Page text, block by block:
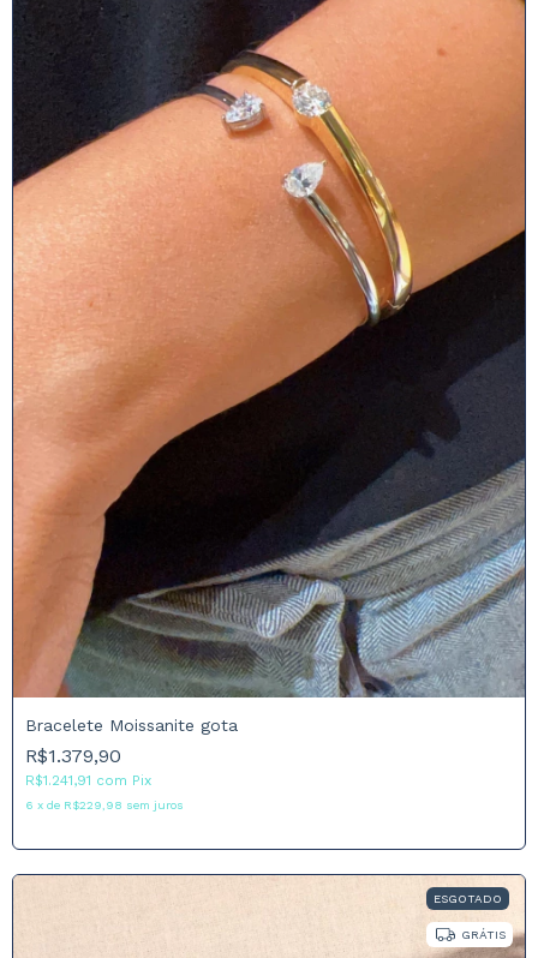
Bracelete Moissanite gota
R$1.379,90
R$1.241,91 com Pix
6 x de R$229,98 sem juros
ESGOTADO
GRÁTIS